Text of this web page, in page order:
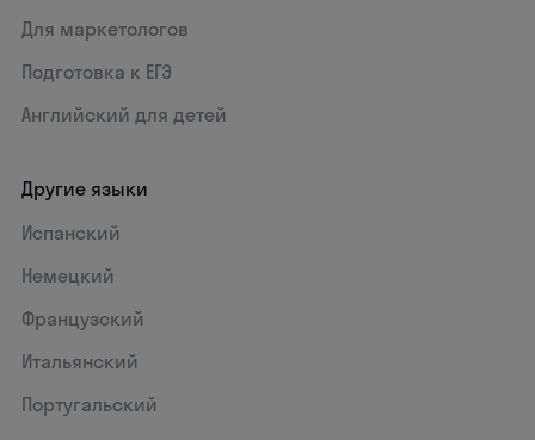
Для маркетологов
Подготовка к ЕГЭ
Английский для детей
Другие языки
Испанский
Немецкий
Французский
Итальянский
Португальский